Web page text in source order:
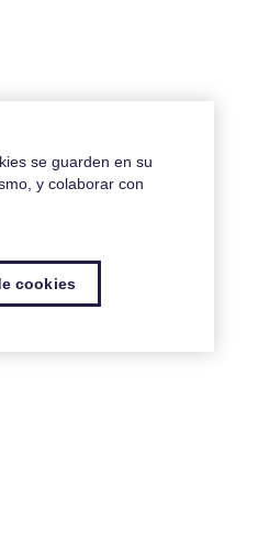
se guarden en su
y colaborar con
cookies